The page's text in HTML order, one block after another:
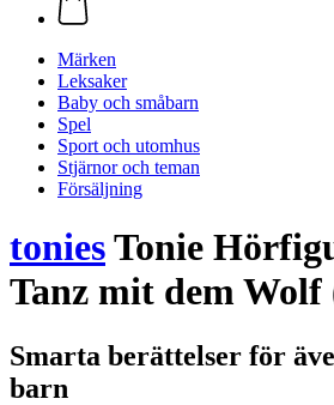
Märken
Leksaker
Baby och småbarn
Spel
Sport och utomhus
Stjärnor och teman
Försäljning
toniesTonie
Tanz mit dem Wolf
Smarta berättelser för
barn